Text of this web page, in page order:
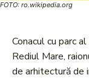
FOTO: ro.wikipedia.org
Conacul cu parc al
Rediul Mare,
de arhitectură de